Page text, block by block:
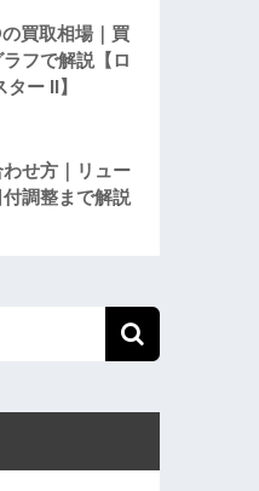
買取相場｜買
フで解説【ロ
ー II】
せ方｜リュー
調整まで解説